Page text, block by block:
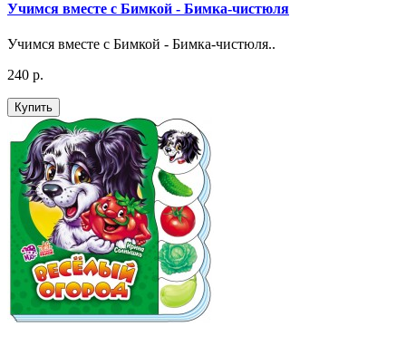
Учимся вместе с Бимкой - Бимка-чистюля
Учимся вместе с Бимкой - Бимка-чистюля..
240 р.
Купить